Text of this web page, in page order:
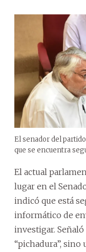
El senador del
que se encuentra
El actual
lugar en el
indicó que está
informático de
investigar.
“pichadura”,